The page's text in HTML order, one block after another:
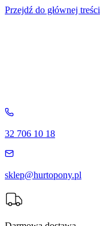
Przejdź do głównej treści
32 706 10 18
sklep@hurtopony.pl